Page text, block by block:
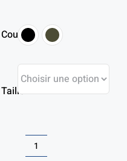
Couleur
Taille
quantité